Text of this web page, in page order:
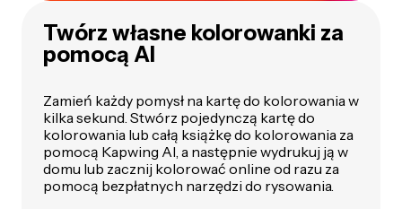
Twórz własne kolorowanki za
pomocą AI
Zamień każdy pomysł na kartę do kolorowania w
kilka sekund. Stwórz pojedynczą kartę do
kolorowania lub całą książkę do kolorowania za
pomocą Kapwing AI, a następnie wydrukuj ją w
domu lub zacznij kolorować online od razu za
pomocą bezpłatnych narzędzi do rysowania.